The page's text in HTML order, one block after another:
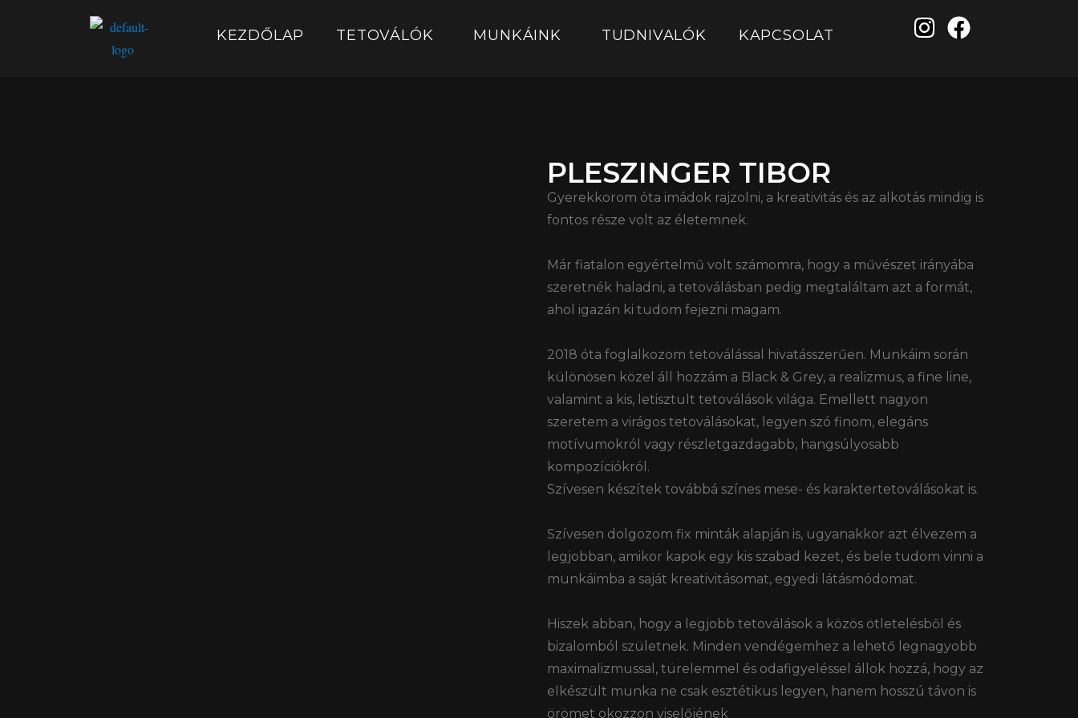
KEZDŐLAP TETOVÁLÓK MUNKÁINK TUDNIVALÓK KAPCSOLAT
PLESZINGER TIBOR
Gyerekkorom óta imádok rajzolni, a kreativitás és az alkotás mindig is
fontos része volt az életemnek.
Már fiatalon egyértelmű volt számomra, hogy a művészet irányába
szeretnék haladni, a tetoválásban pedig megtaláltam azt a formát,
ahol igazán ki tudom fejezni magam.
2018 óta foglalkozom tetoválással hivatásszerűen. Munkáim során
különösen közel áll hozzám a Black & Grey, a realizmus, a fine line,
valamint a kis, letisztult tetoválások világa. Emellett nagyon
szeretem a virágos tetoválásokat, legyen szó finom, elegáns
motívumokról vagy részletgazdagabb, hangsúlyosabb
kompozíciókról.
Szívesen készítek továbbá színes mese- és karaktertetoválásokat is.
Szívesen dolgozom fix minták alapján is, ugyanakkor azt élvezem a
legjobban, amikor kapok egy kis szabad kezet, és bele tudom vinni a
munkáimba a saját kreativitásomat, egyedi látásmódomat.
Hiszek abban, hogy a legjobb tetoválások a közös ötletelésből és
bizalomból születnek. Minden vendégemhez a lehető legnagyobb
maximalizmussal, türelemmel és odafigyeléssel állok hozzá, hogy az
elkészült munka ne csak esztétikus legyen, hanem hosszú távon is
örömet okozzon viselőjének